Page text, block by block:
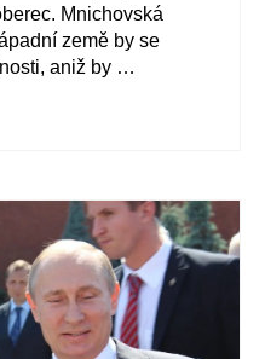
Mnichovská
země by se
aniž by …